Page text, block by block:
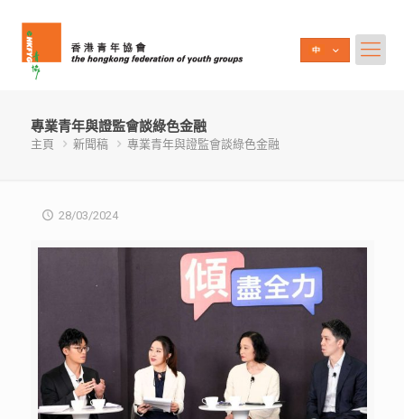
專業青年與證監會談綠色金融
主頁 新聞稿 專業青年與證監會談綠色金融
28/03/2024